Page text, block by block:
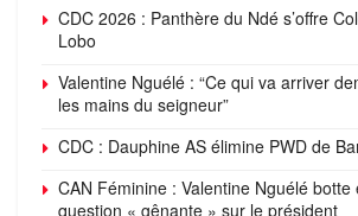
CDC 2026 : Panthère du Ndé s’offre
Lobo
Valentine Nguélé : “Ce qui va arriver
les mains du seigneur”
CDC : Dauphine AS élimine PWD de
CAN Féminine : Valentine Nguélé
question « gênante » sur le président